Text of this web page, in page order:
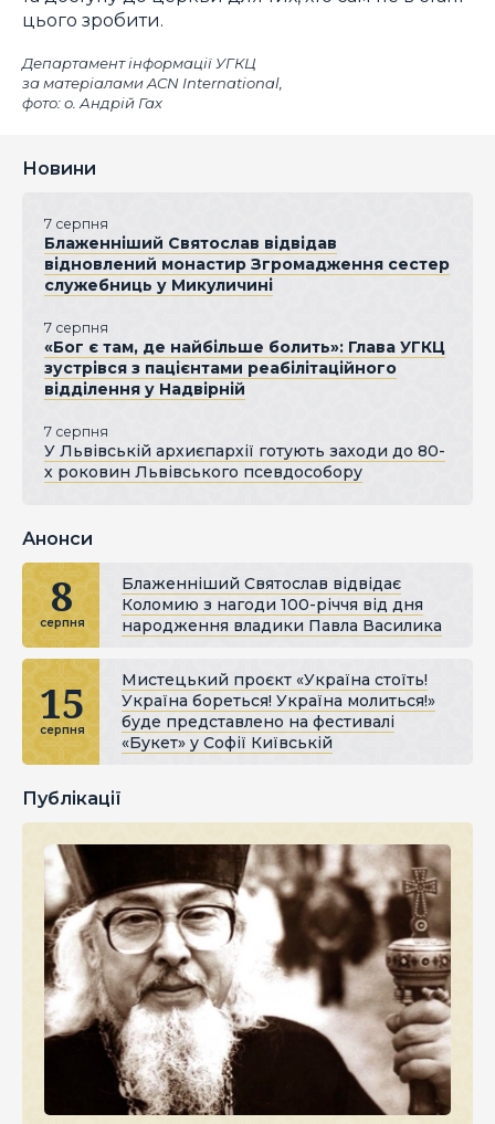
цього зробити.
Департамент інформації УГКЦ
за матеріалами ACN International,
фото: о. Андрій Гах
Новини
7 серпня
Блаженніший Святослав відвідав
відновлений монастир Згромадження сестер
служебниць у Микуличині
7 серпня
«Бог є там, де найбільше болить»: Глава УГКЦ
зустрівся з пацієнтами реабілітаційного
відділення у Надвірній
7 серпня
У Львівській архиєпархії готують заходи до 80-
х роковин Львівського псевдособору
Анонси
8
серпня
Блаженніший Святослав відвідає
Коломию з нагоди 100-річчя від дня
народження владики Павла Василика
15
серпня
Мистецький проєкт «Україна стоїть!
Україна бореться! Україна молиться!»
буде представлено на фестивалі
«Букет» у Софії Київській
Публікації